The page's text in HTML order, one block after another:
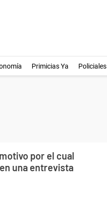
Primicias Ya Policiales
por el cual
una entrevista